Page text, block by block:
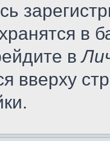
в
в
вверху